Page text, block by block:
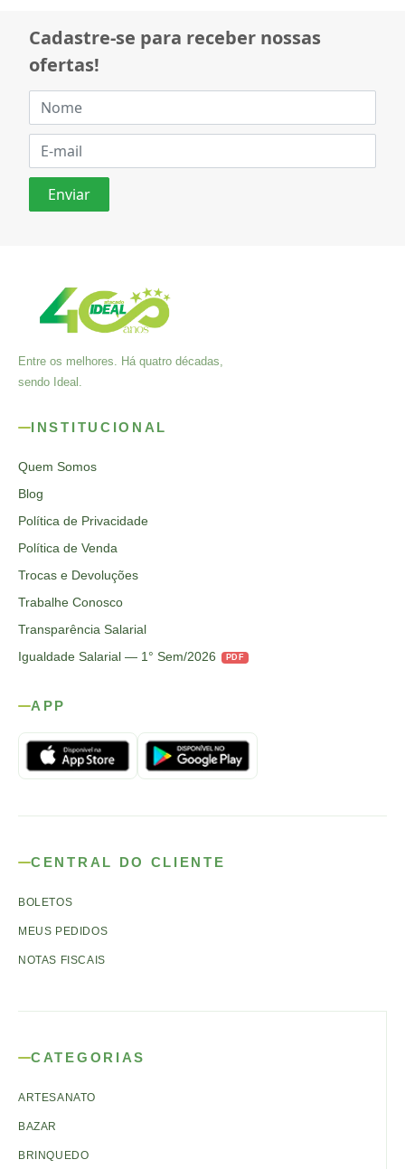
Cadastre-se para receber nossas
ofertas!
Entre os melhores. Há quatro décadas,
sendo Ideal.
INSTITUCIONAL
Quem Somos
Blog
Política de Privacidade
Política de Venda
Trocas e Devoluções
Trabalhe Conosco
Transparência Salarial
Igualdade Salarial — 1° Sem/2026
PDF
APP
CENTRAL DO CLIENTE
BOLETOS
MEUS PEDIDOS
NOTAS FISCAIS
CATEGORIAS
ARTESANATO
BAZAR
BRINQUEDO